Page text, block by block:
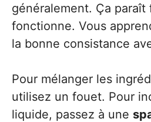
généralement. Ça paraît
fonctionne. Vous
la bonne consistance
Pour mélanger les
utilisez un fouet. Pour
liquide, passez à une